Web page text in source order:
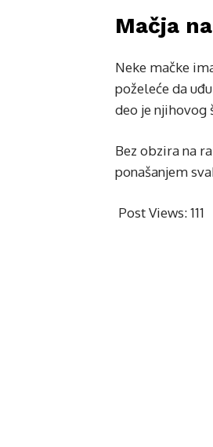
Mačja
Neke mačke
poželeće da
deo je njihovog
Bez obzira na
ponašanjem
Post Views:111